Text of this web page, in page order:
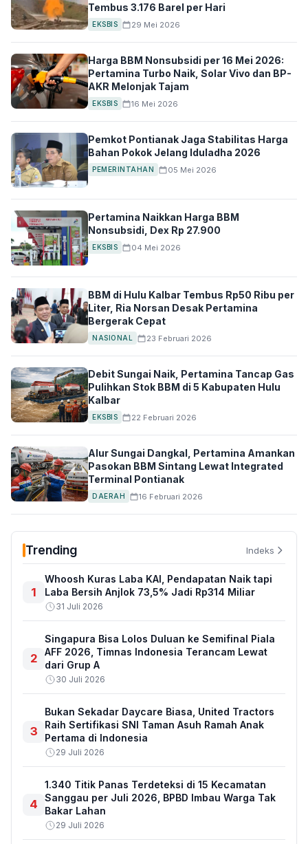
Tembus 3.176 Barel per Hari
EKSBIS 29 Mei 2026
Harga BBM Nonsubsidi per 16 Mei 2026:
Pertamina Turbo Naik, Solar Vivo dan BP-
AKR Melonjak Tajam
EKSBIS 16 Mei 2026
Pemkot Pontianak Jaga Stabilitas Harga
Bahan Pokok Jelang Iduladha 2026
PEMERINTAHAN 05 Mei 2026
Pertamina Naikkan Harga BBM
Nonsubsidi, Dex Rp 27.900
EKSBIS 04 Mei 2026
BBM di Hulu Kalbar Tembus Rp50 Ribu per
Liter, Ria Norsan Desak Pertamina
Bergerak Cepat
NASIONAL 23 Februari 2026
Debit Sungai Naik, Pertamina Tancap Gas
Pulihkan Stok BBM di 5 Kabupaten Hulu
Kalbar
EKSBIS 22 Februari 2026
Alur Sungai Dangkal, Pertamina Amankan
Pasokan BBM Sintang Lewat Integrated
Terminal Pontianak
DAERAH 16 Februari 2026
Trending Indeks
1
Whoosh Kuras Laba KAI, Pendapatan Naik tapi
Laba Bersih Anjlok 73,5% Jadi Rp314 Miliar
31 Juli 2026
2
Singapura Bisa Lolos Duluan ke Semifinal Piala
AFF 2026, Timnas Indonesia Terancam Lewat
dari Grup A
30 Juli 2026
3
Bukan Sekadar Daycare Biasa, United Tractors
Raih Sertifikasi SNI Taman Asuh Ramah Anak
Pertama di Indonesia
29 Juli 2026
4
1.340 Titik Panas Terdeteksi di 15 Kecamatan
Sanggau per Juli 2026, BPBD Imbau Warga Tak
Bakar Lahan
29 Juli 2026